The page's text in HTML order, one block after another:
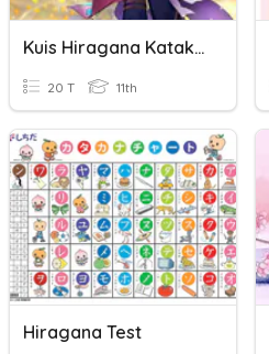
Kuis Hiragana Katakana
20 T 11th
Hiragana Test